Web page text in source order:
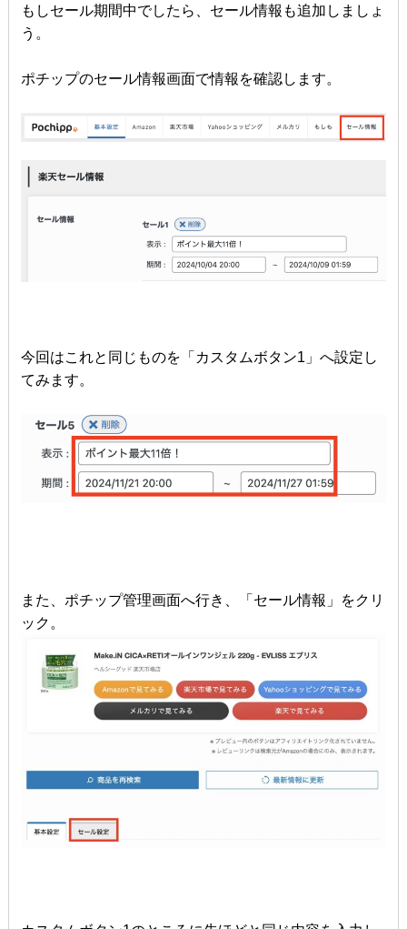
もしセール期間中でしたら、セール情報も追加しましょ
う。
ポチップのセール情報画面で情報を確認します。
今回はこれと同じものを「カスタムボタン1」へ設定し
てみます。
また、ポチップ管理画面へ行き、「セール情報」をクリ
ック。